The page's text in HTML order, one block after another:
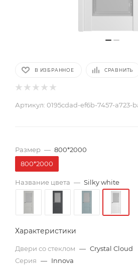
В ИЗБРАННОЕ СРАВНИТЬ
Артикул: 0195cdad-ef6b-7457-a723-
Размер — 800*2000
800*2000
Название цвета — Silky white
Характеристики
Двери со стеклом — Crystal Cloud
Серия — Innova